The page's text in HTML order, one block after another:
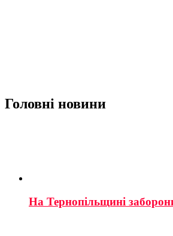
Головні новини
На Тернопільщині